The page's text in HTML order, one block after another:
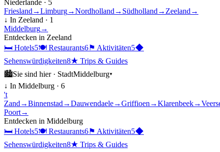
Niederlande · 5
Friesland →Limburg→Nordholland → Südholland → Zeeland →
↓ In Zeeland · 1
Middelburg→
Entdecken in Zeeland
🛏 Hotels5🍽 Restaurants6⚑ Aktivitäten5◆
Sehenswürdigkeiten8★ Trips & Guides
🏙Sie sind hier · StadtMiddelburg▾
↓ In Middelburg · 6
't
Zand →Binnenstad →Dauwendaele→Griffioen →Klarenbeek→
Poort→
Entdecken in Middelburg
🛏 Hotels5🍽 Restaurants6⚑ Aktivitäten5◆
Sehenswürdigkeiten8★ Trips & Guides